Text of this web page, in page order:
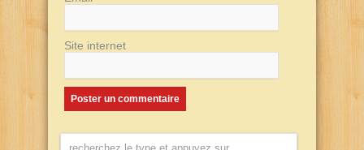
Site internet